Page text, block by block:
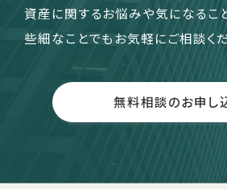
資産に関するお悩みや気になるこ
些細なことでもお気軽にご相談く
無料相談のお申し